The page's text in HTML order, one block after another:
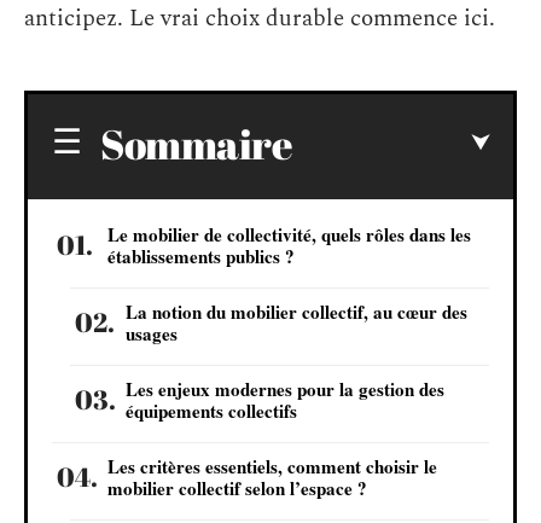
anticipez. Le vrai choix durable commence ici.
Sommaire
Le mobilier de collectivité, quels rôles dans les
établissements publics ?
La notion du mobilier collectif, au cœur des
usages
Les enjeux modernes pour la gestion des
équipements collectifs
Les critères essentiels, comment choisir le
mobilier collectif selon l’espace ?